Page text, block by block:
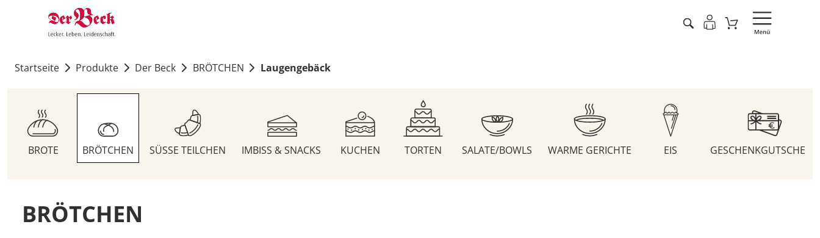
Startseite Produkte Der Beck BRÖTCHEN Laugengebäck
BROTE BRÖTCHEN SÜSSE TEILCHEN IMBISS & SNACKS KUCHEN TORTEN SALATE/BOWLS WARME GERICHTE EIS GESCHENKGUTSCHEINE
BRÖTCHEN